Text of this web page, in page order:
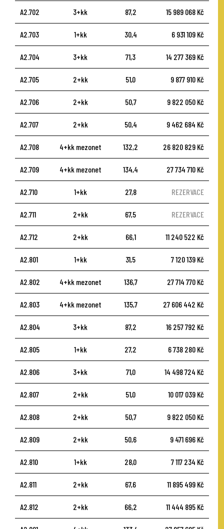
A2.702 3+kk 87,2 15 989 068 Kč
A2.703 1+kk 30,4 6 931 109 Kč
A2.704 3+kk 71,3 14 277 369 Kč
A2.705 2+kk 51,0 9 877 910 Kč
A2.706 2+kk 50,7 9 822 050 Kč
A2.707 2+kk 50,4 9 462 684 Kč
A2.708 4+kk mezonet 132,2 26 820 829 Kč
A2.709 4+kk mezonet 134,4 27 734 710 Kč
A2.710 1+kk 27,8 REZERVACE
A2.711 2+kk 67,5 REZERVACE
A2.712 2+kk 66,1 11 240 522 Kč
A2.801 1+kk 31,5 7 120 139 Kč
A2.802 4+kk mezonet 136,7 27 714 770 Kč
A2.803 4+kk mezonet 135,7 27 606 442 Kč
A2.804 3+kk 87,2 16 257 792 Kč
A2.805 1+kk 27,2 6 738 280 Kč
A2.806 3+kk 71,0 14 498 724 Kč
A2.807 2+kk 51,0 10 017 039 Kč
A2.808 2+kk 50,7 9 822 050 Kč
A2.809 2+kk 50,6 9 471 696 Kč
A2.810 1+kk 28,0 7 117 234 Kč
A2.811 2+kk 67,6 11 895 499 Kč
A2.812 2+kk 66,2 11 444 895 Kč